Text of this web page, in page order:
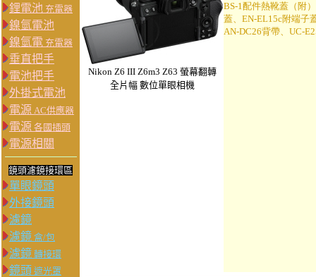
鋰電池 充電器
鎳氫電池
鎳氫電 充電器
垂直把手
電池把手
外掛式電池
電源 AC供應器
電源 各國插頭
電源相關
鏡頭濾鏡接環區
單眼鏡頭
外接鏡頭
濾鏡
濾鏡 盒/包
濾鏡 轉接環
鏡頭 遮光罩
Nikon Z6 III Z6m3 Z63 螢幕翻轉
全片幅 數位單眼相機
BS-1配件熱靴蓋（附
蓋、EN-EL15c附端子
AN-DC26背帶、UC-